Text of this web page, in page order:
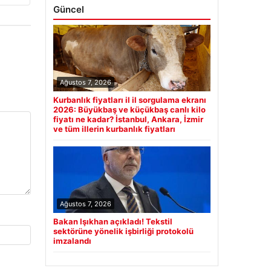
Güncel
Ağustos 7, 2026
Kurbanlık fiyatları il il sorgulama ekranı
2026: Büyükbaş ve küçükbaş canlı kilo
fiyatı ne kadar? İstanbul, Ankara, İzmir
ve tüm illerin kurbanlık fiyatları
Ağustos 7, 2026
Bakan Işıkhan açıkladı! Tekstil
sektörüne yönelik işbirliği protokolü
imzalandı